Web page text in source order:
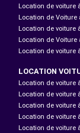
Location de voiture
Location de
Location de voiture
Location de
Location de voiture
LOCATION
Location de voiture
Location de voiture
Location de voiture
Location de voiture
Location de voiture